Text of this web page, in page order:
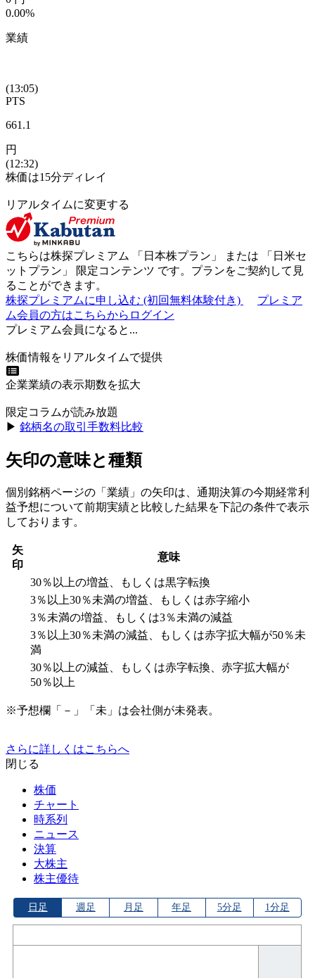
0.00%
業績
(13:05)
PTS
661.1
円
(12:32)
株価は15分ディレイ
リアルタイムに変更する
こちらは株探プレミアム 「 日本株プラン 」 または 「 日米セ
ットプラン 」 限定コンテンツ です。プランをご契約して見
ることができます。
株探プレミアムに申し込む (初回無料体験付き)
プレミア
ム会員の方はこちらからログイン
プレミアム会員になると...
株価情報をリアルタイムで提供
企業業績の表示期数を拡大
限定コラムが読み放題
▶︎ 銘柄名の取引手数料比較
矢印の意味と種類
個別銘柄ページの「業績」の矢印は、通期決算の今期経常利
益予想について前期実績と比較した結果を下記の条件で表示
しております。
矢
印
意味
30％以上の増益、もしくは黒字転換
3％以上30％未満の増益、もしくは赤字縮小
3％未満の増益、もしくは3％未満の減益
3％以上30％未満の減益、もしくは赤字拡大幅が50％未
満
30％以上の減益、もしくは赤字転換、赤字拡大幅が
50％以上
※予想欄「－」「未」は会社側が未発表。
さらに詳しくはこちらへ
閉じる
株価
チャート
時系列
ニュース
決算
大株主
株主優待
日足 週足 月足 年足 5分足 1分足